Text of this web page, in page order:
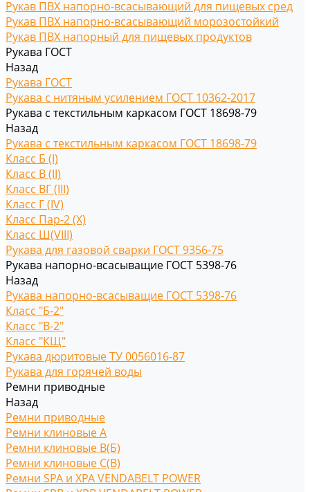
Рукав ПВХ напорно-всасывающий для пищевых сред
Рукав ПВХ напорно-всасывающий морозостойкий
Рукав ПВХ напорный для пищевых продуктов
Рукава ГОСТ
Назад
Рукава ГОСТ
Рукава с нитяным усилением ГОСТ 10362-2017
Рукава с текстильным каркасом ГОСТ 18698-79
Назад
Рукава с текстильным каркасом ГОСТ 18698-79
Класс Б (I)
Класс В (II)
Класс ВГ (III)
Класс Г (IV)
Класс Пар-2 (X)
Класс Ш(VIII)
Рукава для газовой сварки ГОСТ 9356-75
Рукава напорно-всасыващие ГОСТ 5398-76
Назад
Рукава напорно-всасыващие ГОСТ 5398-76
Класс "Б-2"
Класс "В-2"
Класс "КЩ"
Рукава дюритовые ТУ 0056016-87
Рукава для горячей воды
Ремни приводные
Назад
Ремни приводные
Ремни клиновые A
Ремни клиновые В(Б)
Ремни клиновые С(B)
Ремни SPA и XPA VENDABELT POWER